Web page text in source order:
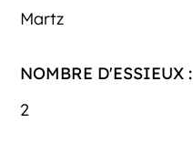
Martz
NOMBRE D'ESSIEUX :
2